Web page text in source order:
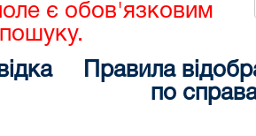
є обов'язковим
Правила
по